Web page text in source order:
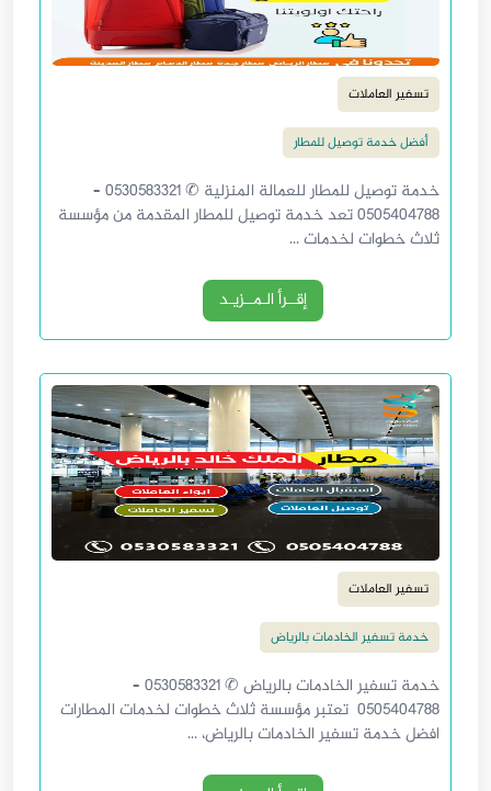
تسفير العاملات
أفضل خدمة توصيل للمطار
خدمة توصيل للمطار للعمالة المنزلية ✆ 0530583321 –
0505404788 تعد خدمة توصيل للمطار المقدمة من مؤسسة
ثلاث خطوات لخدمات ...
إقــرأ الـمــزيـد
تسفير العاملات
خدمة تسفير الخادمات بالرياض
خدمة تسفير الخادمات بالرياض ✆ 0530583321 –
0505404788 تعتبر مؤسسة ثلاث خطوات لخدمات المطارات
افضل خدمة تسفير الخادمات بالرياض، ...